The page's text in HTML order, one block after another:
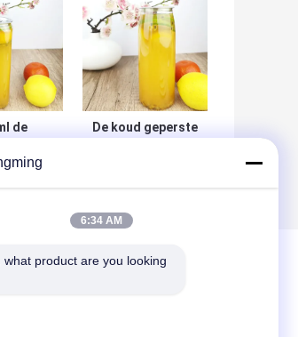
de
Plastic
van de
voor
De koud geperste
ACHTER
6:34 AM
what product are you looking